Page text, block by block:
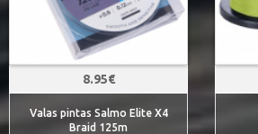
8.95€
Valas pintas Salmo Elite X4
Braid 125m